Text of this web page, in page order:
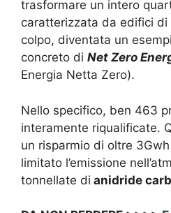
trasformare un intero
caratterizzata da edifici
colpo, diventata un
concreto di Net Zero
Energia Netta Zero).
Nello specifico, ben 463
interamente riqualificate.
un risparmio di oltre
limitato l’emissione
tonnellate di anidride